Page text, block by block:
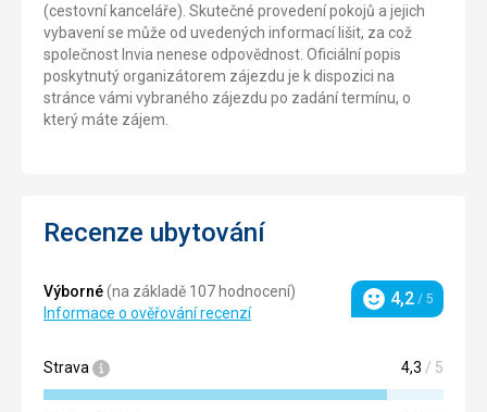
(cestovní kanceláře). Skutečné provedení pokojů a jejich
vybavení se může od uvedených informací lišit, za což
společnost Invia nenese odpovědnost. Oficiální popis
poskytnutý organizátorem zájezdu je k dispozici na
stránce vámi vybraného zájezdu po zadání termínu, o
který máte zájem.
Recenze ubytování
Výborné(na základě 107 hodnocení)
Informace o ověřování recenzí
Hodnocení
4,2 / 5
Strava 4,3 / 5